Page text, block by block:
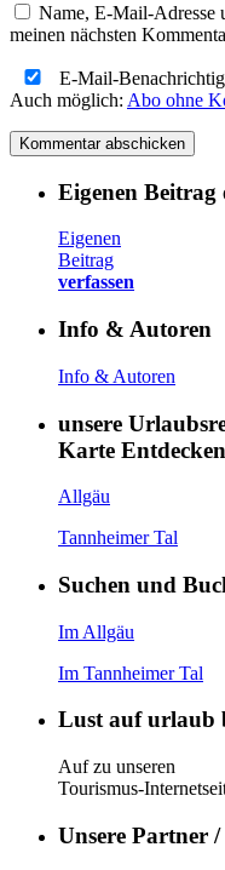
Name, E-Mail-Adresse
meinen nächsten
E-Mail-
Auch möglich: Abo ohne
Eigenen Beitrag
Eigenen
Beitrag
verfassen
Info & Autoren
Info & Autoren
unsere
Karte
Allgäu
Tannheimer Tal
Suchen und
Im Allgäu
Im Tannheimer Tal
Lust auf urlaub
Auf zu unseren
Tourismus-
Unsere Partner